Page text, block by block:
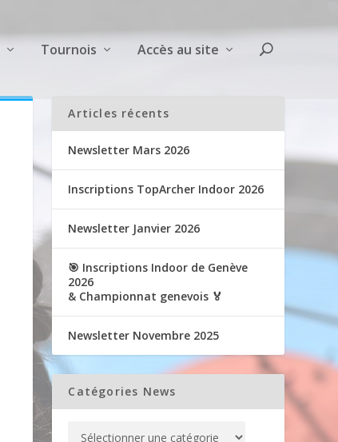
Tournois Accès au site
Articles récents
Newsletter Mars 2026
Inscriptions TopArcher Indoor 2026
Newsletter Janvier 2026
🎯 Inscriptions Indoor de Genève
2026
& Championnat genevois 🏅
Newsletter Novembre 2025
Catégories News